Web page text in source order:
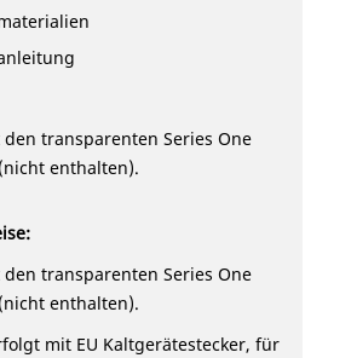
transparenten Series One
enthalten).
transparenten Series One
enthalten).
mit EU Kaltgerätestecker, für